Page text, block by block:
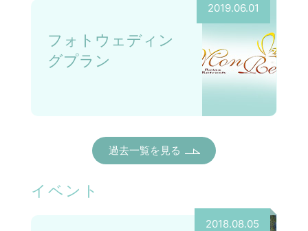
2019.06.01
フォトウェディン
グプラン
過去一覧を見る
イベント
2018.08.05